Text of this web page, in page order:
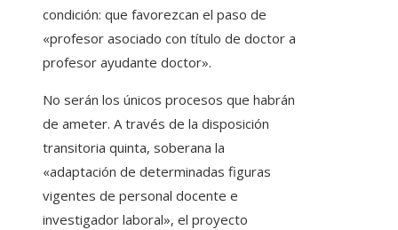
condición: que favorezcan el paso de
«profesor asociado con título de doctor a
profesor ayudante doctor».
No serán los únicos procesos que habrán
de ameter. A través de la disposición
transitoria quinta, soberana la
«adaptación de determinadas figuras
vigentes de personal docente e
investigador laboral», el proyecto